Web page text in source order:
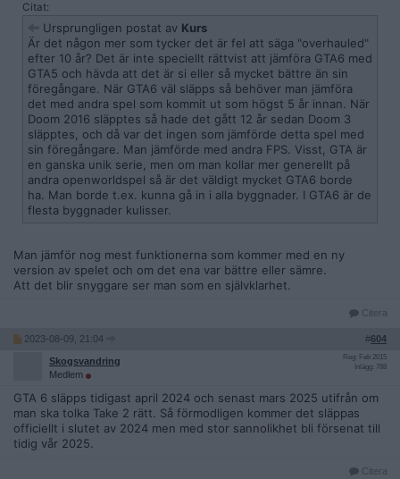
Citat:
Ursprungligen postat av Kurs
Är det någon mer som tycker det är fel att säga "overhauled"
efter 10 år? Det är inte speciellt rättvist att jämföra GTA6 med
GTA5 och hävda att det är si eller så mycket bättre än sin
föregångare. När GTA6 väl släpps så behöver man jämföra
det med andra spel som kommit ut som högst 5 år innan. När
Doom 2016 släpptes så hade det gått 12 år sedan Doom 3
släpptes, och då var det ingen som jämförde detta spel med
sin föregångare. Man jämförde med andra FPS. Visst, GTA är
en ganska unik serie, men om man kollar mer generellt på
andra openworldspel så är det väldigt mycket GTA6 borde
ha. Man borde t.ex. kunna gå in i alla byggnader. I GTA6 är de
flesta byggnader kulisser.
Man jämför nog mest funktionerna som kommer med en ny
version av spelet och om det ena var bättre eller sämre.
Att det blir snyggare ser man som en självklarhet.
Citera
2023-08-09, 21:04 #604
Skogsvandring
Medlem
Reg: Feb 2015
Inlägg: 788
GTA 6 släpps tidigast april 2024 och senast mars 2025 utifrån om
man ska tolka Take 2 rätt. Så förmodligen kommer det släppas
officiellt i slutet av 2024 men med stor sannolikhet bli försenat till
tidig vår 2025.
Citera